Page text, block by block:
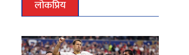
लोकप्रिय